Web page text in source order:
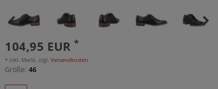
104,95 EUR*
* inkl. MwSt. zzgl. Versandkosten
Größe: 46